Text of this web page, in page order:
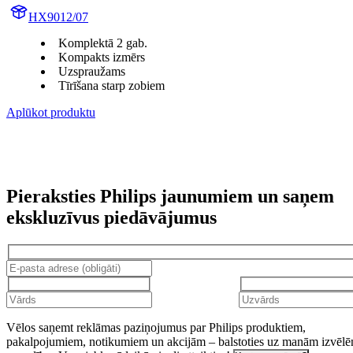
HX9012/07
Komplektā 2 gab.
Kompakts izmērs
Uzspraužams
Tīrīšana starp zobiem
Aplūkot produktu
Pieraksties Philips jaunumiem un saņem
ekskluzīvus piedāvājumus
Vēlos saņemt reklāmas paziņojumus par Philips produktiem,
pakalpojumiem, notikumiem un akcijām – balstoties uz manām